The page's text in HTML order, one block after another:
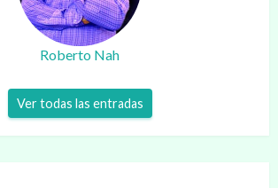
Roberto Nah
Ver todas las entradas